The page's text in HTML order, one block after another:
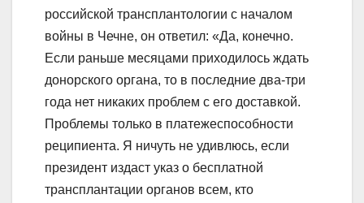
российской трансплантологии с началом
войны в Чечне, он ответил: «Да, конечно.
Если раньше месяцами приходилось ждать
донорского органа, то в последние два-три
года нет никаких проблем с его доставкой.
Проблемы только в платежеспособности
реципиента. Я ничуть не удивлюсь, если
президент издаст указ о бесплатной
трансплантации органов всем, кто